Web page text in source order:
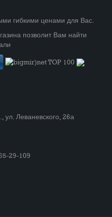
гибкими ценами для Вас.
позволит Вам найти
ул. Леваневского, 26а
29-109